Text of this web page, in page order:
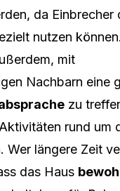
da Einbrecher
nutzen
mit
Nachbarn eine
zu
rund um
Wer längere Zeit
das Haus